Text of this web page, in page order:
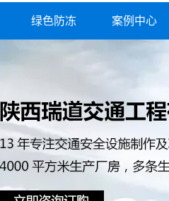
绿色防冻 案例中心